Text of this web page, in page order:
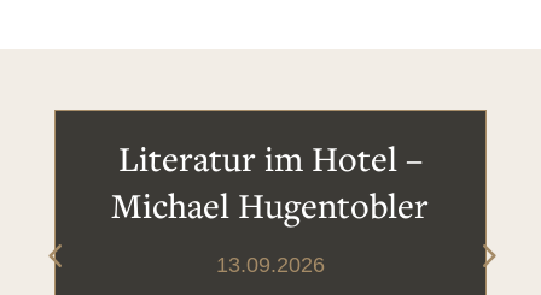
Literatur im Hotel –
Michael Hugentobler
13.09.2026